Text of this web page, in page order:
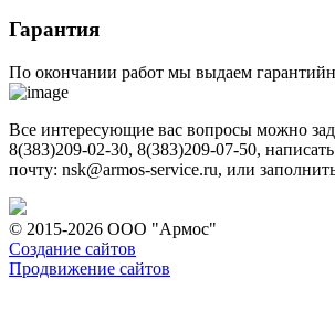
Гарантия
По окончании работ мы выдаем
Все интересующие вас вопросы можно
8(383)209-02-30, 8(383)209-07-50,
почту: nsk@armos-service.ru, или
© 2015-2026 ООО "Армос"
Создание сайтов
Продвижение сайтов